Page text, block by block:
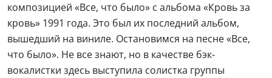
композицией «Все, что было» с альбома «Кровь за
кровь» 1991 года. Это был их последний альбом,
вышедший на виниле. Остановимся на песне «Все,
что было». Не все знают, но в качестве бэк-
вокалистки здесь выступила солистка группы